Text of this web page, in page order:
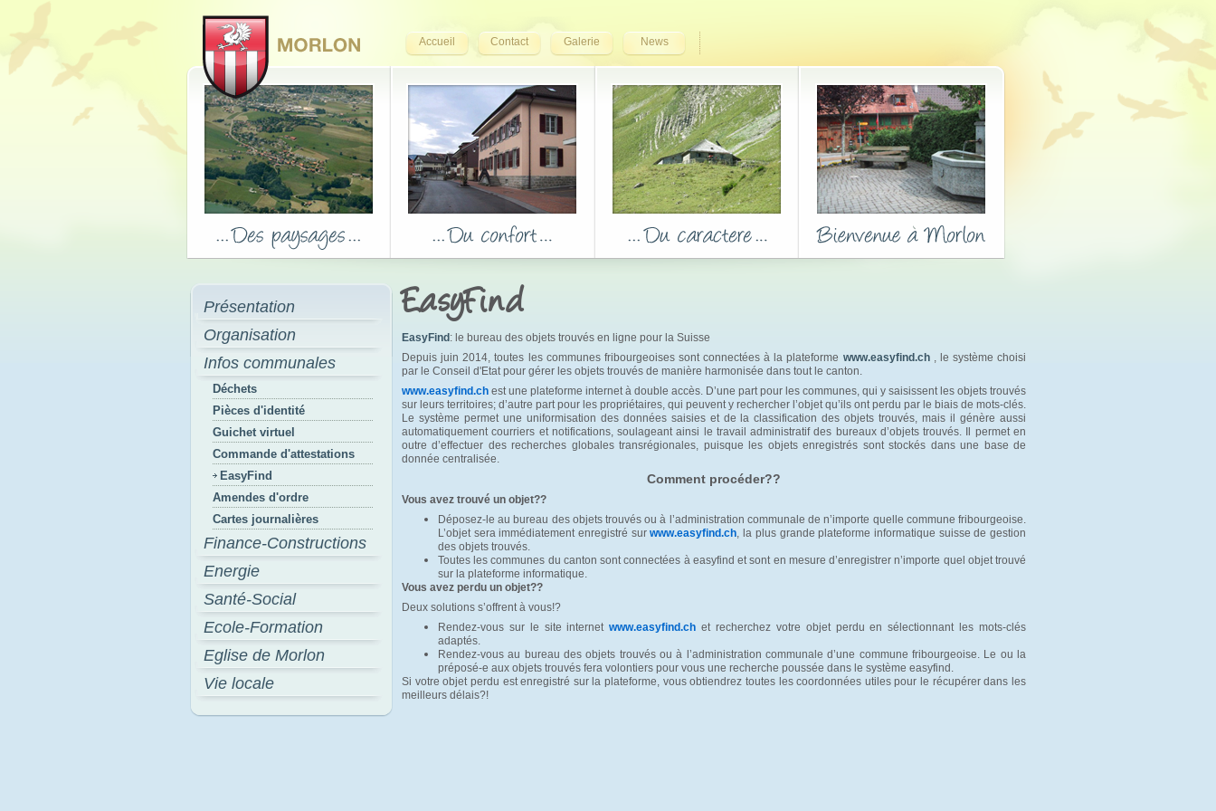
Accueil Contact Galerie News
Présentation
Organisation
Infos communales
Déchets
Pièces d'identité
Guichet virtuel
Commande d'attestations
EasyFind
Amendes d'ordre
Cartes journalières
Finance-Constructions
Energie
Santé-Social
Ecole-Formation
Eglise de Morlon
Vie locale
EasyFind
EasyFind : le bureau des objets trouvés en ligne pour la Suisse
Depuis juin 2014, toutes les communes fribourgeoises sont connectées à la plateforme www.easyfind.ch, le système choisi
par le Conseil d'Etat pour gérer les objets trouvés de manière harmonisée dans tout le canton.
www.easyfind.ch est une plateforme internet à double accès. D’une part pour les communes, qui y saisissent les objets trouvés
sur leurs territoires; d’autre part pour les propriétaires, qui peuvent y rechercher l’objet qu’ils ont perdu par le biais de mots-clés.
Le système permet une uniformisation des données saisies et de la classification des objets trouvés, mais il génère aussi
automatiquement courriers et notifications, soulageant ainsi le travail administratif des bureaux d’objets trouvés. Il permet en
outre d’effectuer des recherches globales transrégionales, puisque les objets enregistrés sont stockés dans une base de
donnée centralisée.
Comment procéder??
Vous avez trouvé un objet??
Déposez-le au bureau des objets trouvés ou à l’administration communale de n’importe quelle commune fribourgeoise.
L’objet sera immédiatement enregistré surwww.easyfind.ch, la plus grande plateforme informatique suisse de gestion
des objets trouvés.
Toutes les communes du canton sont connectées à easyfind et sont en mesure d’enregistrer n’importe quel objet trouvé
sur la plateforme informatique.
Vous avez perdu un objet??
Deux solutions s’offrent à vous!?
Rendez-vous sur le site internetwww.easyfind.ch et recherchez votre objet perdu en sélectionnant les mots-clés
adaptés.
Rendez-vous au bureau des objets trouvés ou à l’administration communale d’une commune fribourgeoise. Le ou la
préposé-e aux objets trouvés fera volontiers pour vous une recherche poussée dans le système easyfind.
Si votre objet perdu est enregistré sur la plateforme, vous obtiendrez toutes les coordonnées utiles pour le récupérer dans les
meilleurs délais?!